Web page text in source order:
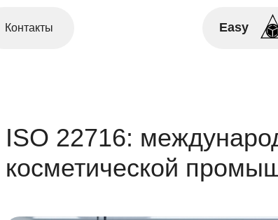
Easy
Контакты
ISO 22716:
косметической